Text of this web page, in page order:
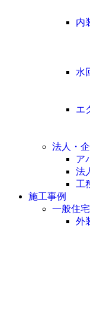
内
水
エ
法人・
ア
法
工
施工事例
一般住宅
外